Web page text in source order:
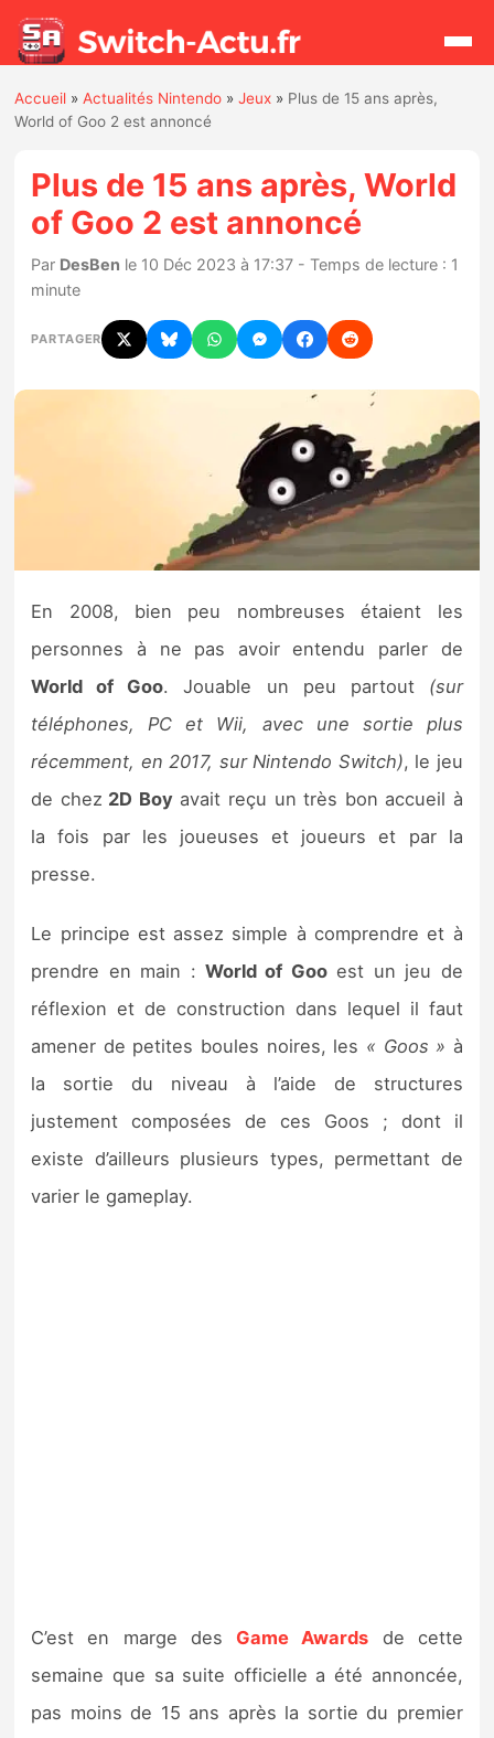
Actualités
Jeux
Hardware
Nintendo Direct
Tests et previews
Tests de jeux
Tests d’accessoires
Autres tests
Previews
Précommandes
Précommandes jeux Switch 2
Sorties de jeux
Bons plans
Guides
Accueil »Actualités Nintendo »Jeux » Plus de 15 ans après,
World of Goo 2 est annoncé
Plus de 15 ans après, World
of Goo 2 est annoncé
Par DesBen le 10 Déc 2023 à 17:37 - Temps de lecture : 1
minute
PARTAGER
En 2008, bien peu nombreuses étaient les
personnes à ne pas avoir entendu parler de
World of Goo. Jouable un peu partout (sur
téléphones, PC et Wii, avec une sortie plus
récemment, en 2017, sur Nintendo Switch), le jeu
de chez 2D Boyavait reçu un très bon accueil à
la fois par les joueuses et joueurs et par la
presse.
Le principe est assez simple à comprendre et à
prendre en main :World of Gooest un jeu de
réflexion et de construction dans lequel il faut
amener de petites boules noires, les « Goos » à
la sortie du niveau à l’aide de structures
justement composées de ces Goos ; dont il
existe d’ailleurs plusieurs types, permettant de
varier le gameplay.
C’est en marge des Game Awards de cette
semaine que sa suite officielle a été annoncée,
pas moins de 15 ans après la sortie du premier